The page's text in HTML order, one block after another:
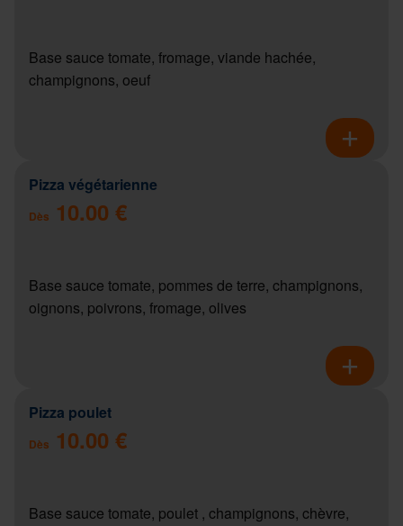
Base sauce tomate, fromage, viande hachée,
champignons, oeuf
Pizza végétarienne
Dès 10.00 €
Base sauce tomate, pommes de terre, champignons,
oignons, poivrons, fromage, olives
Pizza poulet
Dès 10.00 €
Base sauce tomate, poulet , champignons, chèvre,